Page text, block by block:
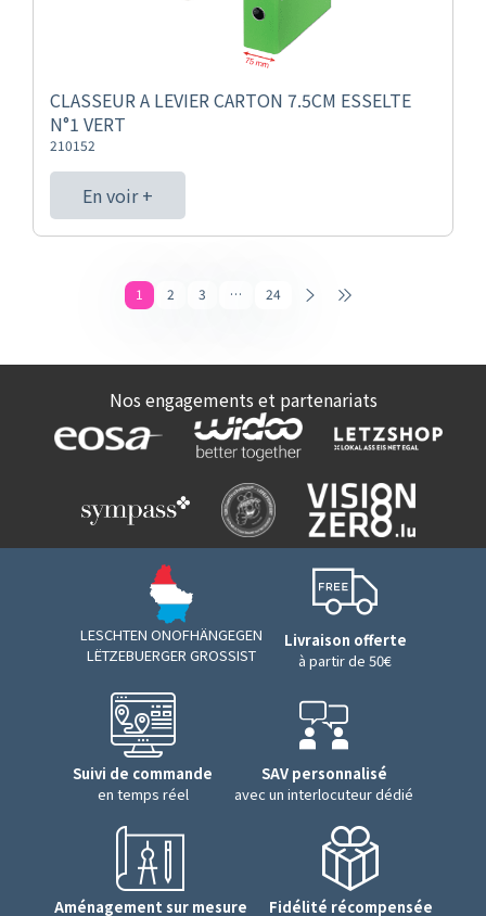
CLASSEUR A LEVIER CARTON 7.5CM ESSELTE
N°1 VERT
210152
En voir +
1 2 3 … 24
Nos engagements et partenariats
LESCHTEN ONOFHÄNGEGEN
LËTZEBUERGER GROSSIST
Livraison offerte
à partir de 50€
Suivi de commande
en temps réel
SAV personnalisé
avec un interlocuteur dédié
Aménagement sur mesure Fidélité récompensée